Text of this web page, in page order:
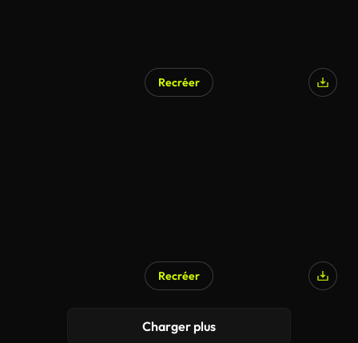
Recréer
Recréer
Charger plus